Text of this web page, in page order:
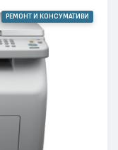
РЕМОНТ И КОНСУМАТИВИ